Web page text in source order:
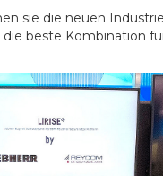
sie die neuen
die beste Kombination